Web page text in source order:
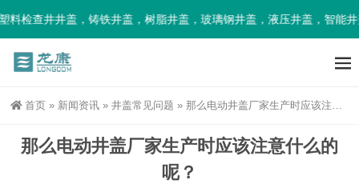
检查井井盖，铸铁井盖，树脂井盖，玻璃钢井盖，液压井盖，智能
首页 » 新闻资讯 » 井盖常见问题 » 那么电动井盖厂家生产时应该注意什么的呢？
那么电动井盖厂家生产时应该注意什么的
呢？